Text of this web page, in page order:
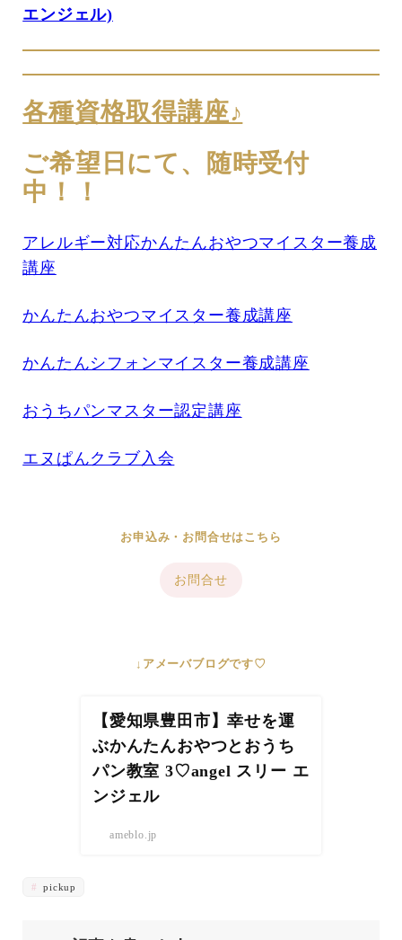
エンジェル)
各種資格取得講座♪
ご希望日にて、随時受付
中！！
アレルギー対応かんたんおやつマイスター養成
講座
かんたんおやつマイスター養成講座
かんたんシフォンマイスター養成講座
おうちパンマスター認定講座
エヌぱんクラブ入会
お申込み・お問合せはこちら
お問合せ
↓アメーバブログです♡
【愛知県豊田市】幸せを運
ぶかんたんおやつとおうち
パン教室 3♡angel スリー エ
ンジェル
ameblo.jp
pickup